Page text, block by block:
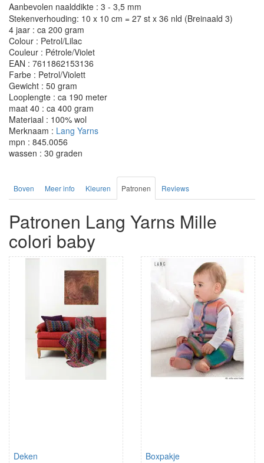
Aanbevolen naalddikte : 3 - 3,5 mm
Stekenverhouding: 10 x 10 cm = 27 st x 36 nld (Breinaald 3)
4 jaar : ca 200 gram
Colour : Petrol/Lilac
Couleur : Pétrole/Violet
EAN : 7611862153136
Farbe : Petrol/Violett
Gewicht : 50 gram
Looplengte : ca 190 meter
maat 40 : ca 400 gram
Materiaal : 100% wol
Merknaam : Lang Yarns
mpn : 845.0056
wassen : 30 graden
Boven Meer info Kleuren Patronen Reviews
Patronen Lang Yarns Mille
colori baby
Deken Boxpakje